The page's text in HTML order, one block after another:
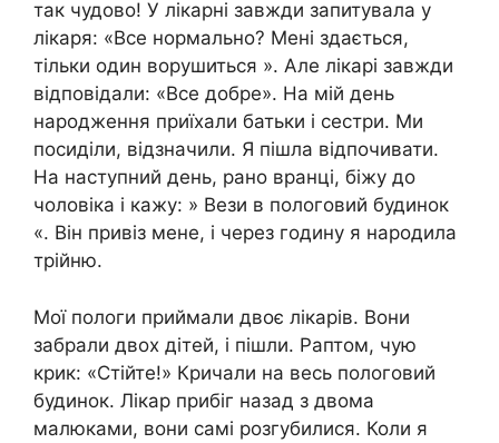
так чудово! У лікарні завжди запитувала у
лікаря: «Все нормально? Мені здається,
тільки один ворушиться ». Але лікарі завжди
відповідали: «Все добре». На мій день
народження приїхали батьки і сестри. Ми
посиділи, відзначили. Я пішла відпочивати.
На наступний день, рано вранці, біжу до
чоловіка і кажу: » Вези в пологовий будинок
«. Він привіз мене, і через годину я народила
трійню.
Мої пологи приймали двоє лікарів. Вони
забрали двох дітей, і пішли. Раптом, чую
крик: «Стійте!» Кричали на весь пологовий
будинок. Лікар прибіг назад з двома
малюками, вони самі розгубилися. Коли я